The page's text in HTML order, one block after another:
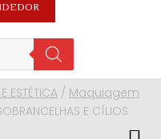
ESTÉTICA / Maquiagem
E CÍLIOS